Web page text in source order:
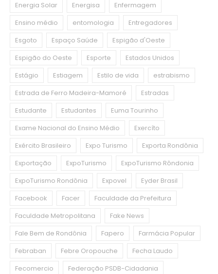
Energia Solar
Energisa
Enfermagem
Ensino médio
entomologia
Entregadores
Esgoto
Espaço Saúde
Espigão d'Oeste
Espigão do Oeste
Esporte
Estados Unidos
Estágio
Estiagem Estilo de vida
estrabismo
Estrada de Ferro Madeira-Mamoré
Estradas
Estudante
Estudantes
Euma Tourinho
Exame Nacional do Ensino Médio
Exercíto
Exército Brasileiro
Expo Turismo
Exporta Rondônia
Exportação
ExpoTurismo
ExpoTurismo Rôndonia
ExpoTurismo Rondônia
Expovel
Eyder Brasil
Facebook
Facer
Faculdade da Prefeitura
Faculdade Metropolitana
Fake News
Fale Bem de Rondônia
Fapero
Farmácia Popular
Febraban
Febre Oropouche
Fecha Laudo
Fecomercio
Federação PSDB-Cidadania